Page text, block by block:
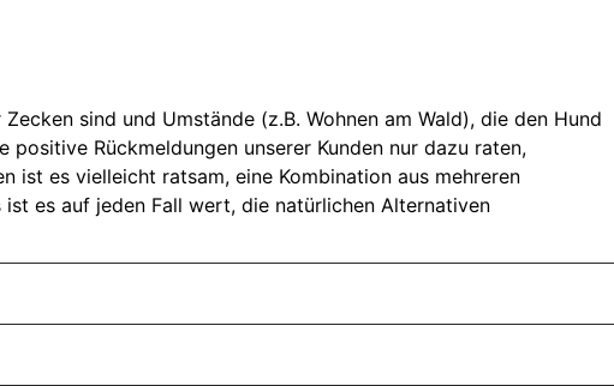
sind und Umstände (z.B. Wohnen am Wald), die den Hund
Rückmeldungen unserer Kunden nur dazu raten,
ist es vielleicht ratsam, eine Kombination aus mehreren
es auf jeden Fall wert, die natürlichen Alternativen